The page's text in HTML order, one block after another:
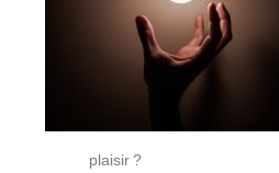
plaisir ?